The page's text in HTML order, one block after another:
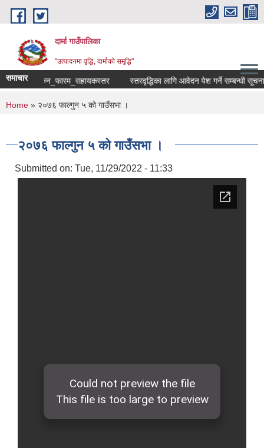
Skip to main content
दार्मा गाउँपालिका
"उत्पादनमा वृद्धि, दार्माको समृद्धि"
समाचार स्तरवृद्धिका लागि आवेदन पेश गर्ने सम्बन्धी सूचना
You are here
Home » २०७६ फाल्गुन ५ को गाउँसभा ।
२०७६ फाल्गुन ५ को गाउँसभा ।
Submitted on: Tue, 11/29/2022 - 11:33